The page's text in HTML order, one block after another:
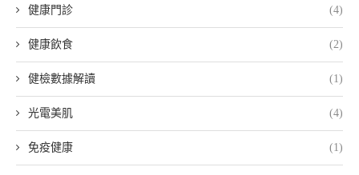
健康門診 (4)
健康飲食 (2)
健檢數據解讀 (1)
光電美肌 (4)
免疫健康 (1)